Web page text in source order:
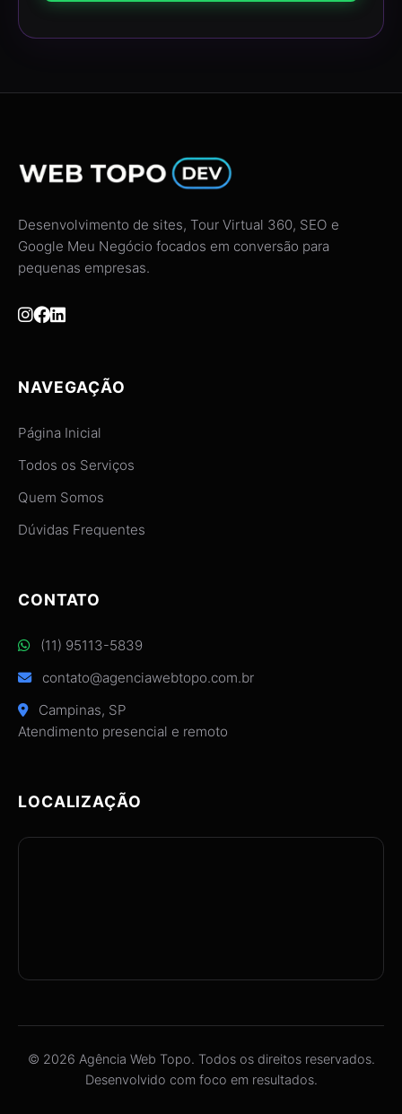
Desenvolvimento de sites, Tour Virtual 360, SEO e
Google Meu Negócio focados em conversão para
pequenas empresas.
NAVEGAÇÃO
Página Inicial
Todos os Serviços
Quem Somos
Dúvidas Frequentes
CONTATO
(11) 95113-5839
contato@agenciawebtopo.com.br
Campinas, SP
Atendimento presencial e remoto
LOCALIZAÇÃO
© 2026 Agência Web Topo. Todos os direitos reservados.
Desenvolvido com foco em resultados.